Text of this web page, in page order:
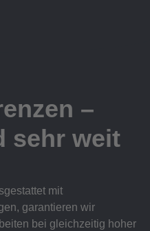
–
sehr weit
mit
garantieren wir
bei gleichzeitig hoher